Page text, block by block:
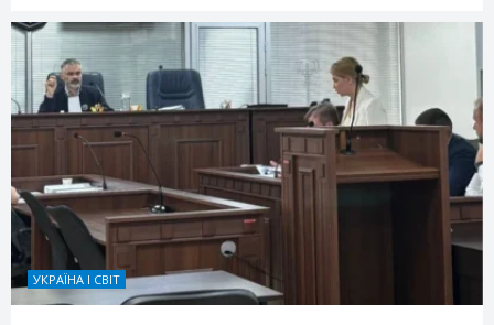
УКРАЇНА І СВІТ